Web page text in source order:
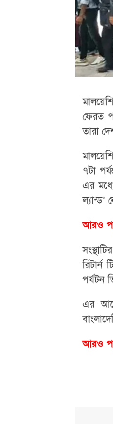
ফেরত
তারা
৭টা
এর
আরও
পর্যটন
এর
আরও